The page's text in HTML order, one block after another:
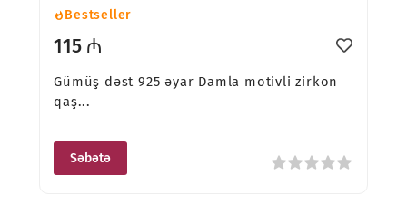
Bestseller
115 ₼
Gümüş dəst 925 əyar Damla motivli zirkon
qaş...
Səbətə